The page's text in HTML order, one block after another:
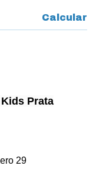
Calcular
Prata
29